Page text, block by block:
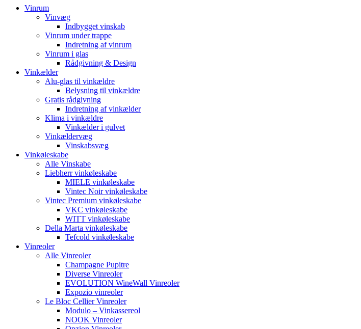
Vinrum
Vinvæg
Indbygget vinskab
Vinrum under trappe
Indretning af vinrum
Vinrum i glas
Rådgivning & Design
Vinkælder
Alu-glas til vinkældre
Belysning til vinkældre
Gratis rådgivning
Indretning af vinkælder
Klima i vinkældre
Vinkælder i gulvet
Vinkældervæg
Vinskabsvæg
Vinkøleskabe
Alle Vinskabe
Liebherr vinkøleskabe
MIELE vinkøleskabe
Vintec Noir vinkøleskabe
Vintec Premium vinkøleskabe
VKC vinkøleskabe
WITT vinkøleskabe
Della Marta vinkøleskabe
Tefcold vinkøleskabe
Vinreoler
Alle Vinreoler
Champagne Pupitre
Diverse Vinreoler
EVOLUTION WineWall Vinreoler
Expozio vinreoler
Le Bloc Cellier Vinreoler
Modulo – Vinkassereol
NOOK Vinreoler